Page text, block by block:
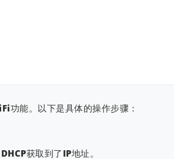
功能。以下是具体的操作步骤：
获取到了IP地址。